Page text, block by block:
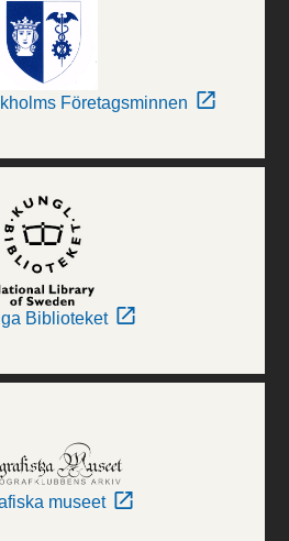
Företagsminnen
Biblioteket
museet